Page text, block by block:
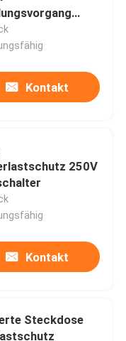
50A
Kontakt
250V
Kontakt
Steckdose